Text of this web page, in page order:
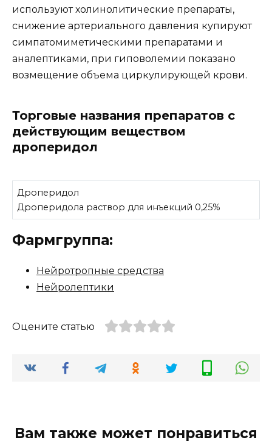
используют холинолитические препараты,
снижение артериального давления купируют
симпатомиметическими препаратами и
аналептиками, при гиповолемии показано
возмещение объема циркулирующей крови.
Торговые названия препаратов с
действующим веществом
дроперидол
Дроперидол
Дроперидола раствор для инъекций 0,25%
Фармгруппа:
Нейротропные средства
Нейролептики
Оцените статью
Вам также может понравиться